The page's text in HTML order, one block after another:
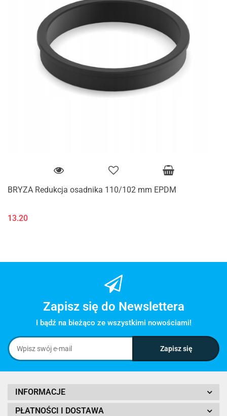
BRYZA Redukcja osadnika 110/102 mm EPDM
13.20
Zapisz się do Newslettera
I bądź na bieżąco ze wszystkimi nowościami!
INFORMACJE
PŁATNOŚCI I DOSTAWA